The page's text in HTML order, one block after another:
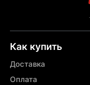
Как купить
Доставка
Оплата